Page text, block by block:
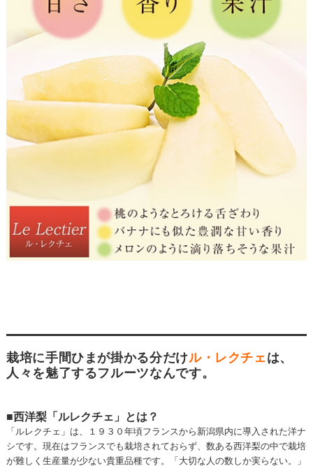
栽培に手間ひまが掛かる分だけル・レクチェは、
人々を魅了するフルーツなんです。
■西洋梨「ルレクチェ」とは？
「ルレクチェ」は、１９３０年頃フランスから新潟県内に導入された洋ナ
シです。現在はフランスでも栽培されておらず、数ある西洋梨の中で栽培
が難しく生産量が少ない貴重品種です。「大切な人の数しか実らない。」